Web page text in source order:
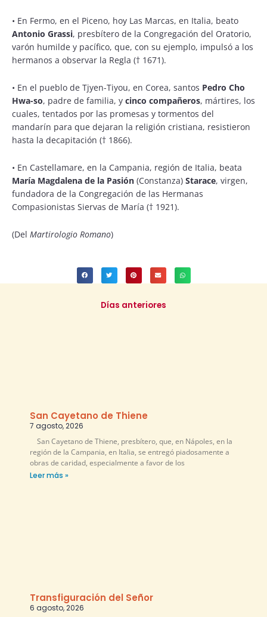
• En Fermo, en el Piceno, hoy Las Marcas, en Italia, beato
Antonio Grassi, presbítero de la Congregación del Oratorio,
varón humilde y pacífico, que, con su ejemplo, impulsó a los
hermanos a observar la Regla († 1671).
• En el pueblo de Tjyen-Tiyou, en Corea, santos Pedro Cho
Hwa-so, padre de familia, y cinco compañeros, mártires, los
cuales, tentados por las promesas y tormentos del
mandarín para que dejaran la religión cristiana, resistieron
hasta la decapitación († 1866).
• En Castellamare, en la Campania, región de Italia, beata
María Magdalena de la Pasión (Constanza) Starace, virgen,
fundadora de la Congregación de las Hermanas
Compasionistas Siervas de María († 1921).
(Del Martirologio Romano)
Días anteriores
San Cayetano de Thiene
7 agosto, 2026
San Cayetano de Thiene, presbítero, que, en Nápoles, en la
región de la Campania, en Italia, se entregó piadosamente a
obras de caridad, especialmente a favor de los
Leer más »
Transfiguración del Señor
6 agosto, 2026